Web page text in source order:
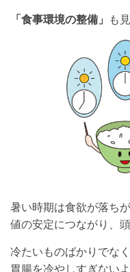
「食事環境の整備」 も
暑い時期は食欲が落ち
値の安定につながり、
冷たいものばかりでな
胃腸を冷やしすぎない